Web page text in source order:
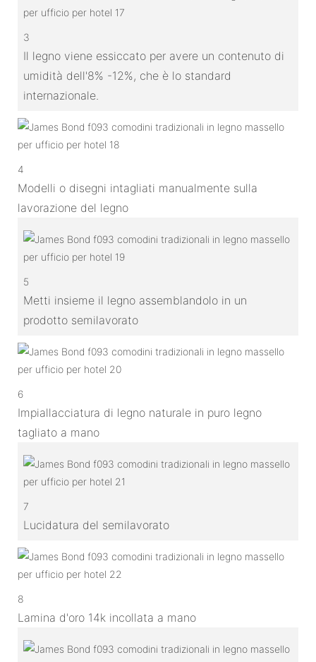
3
Il legno viene essiccato per avere un contenuto di
umidità dell'8% -12%, che è lo standard
internazionale.
4
Modelli o disegni intagliati manualmente sulla
lavorazione del legno
5
Metti insieme il legno assemblandolo in un
prodotto semilavorato
6
Impiallacciatura di legno naturale in puro legno
tagliato a mano
7
Lucidatura del semilavorato
8
Lamina d'oro 14k incollata a mano